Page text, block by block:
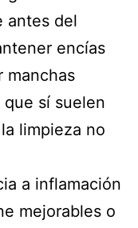
antes del
encías
manchas
sí suelen
limpieza no
a inflamación
mejorables o